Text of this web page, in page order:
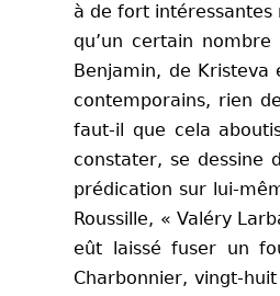
à de fort intéressantes
qu’un certain
Benjamin, de Kristeva
contemporains, rien
faut-il que cela
constater, se dessine
prédication sur lui-
Roussille, « Valéry
eût laissé fuser un
Charbonnier, vingt-